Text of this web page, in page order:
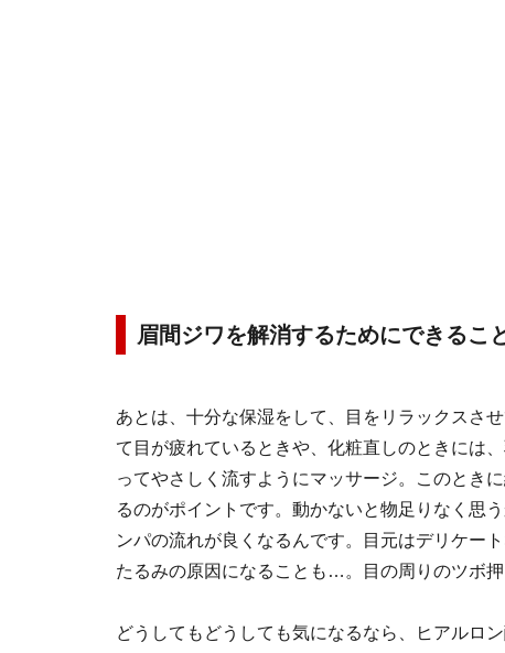
眉間ジワを解消するためにできるこ
あとは、十分な保湿をして、目をリラックスさ
て目が疲れているときや、化粧直しのときには
ってやさしく流すようにマッサージ。このとき
るのがポイントです。動かないと物足りなく思
ンパの流れが良くなるんです。目元はデリケー
たるみの原因になることも…。目の周りのツボ
どうしてもどうしても気になるなら、ヒアルロ